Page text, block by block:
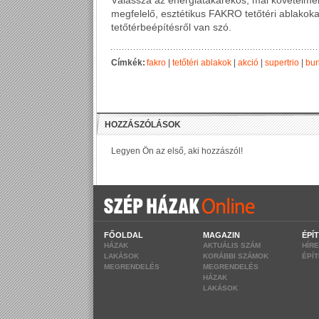
megfelelő, esztétikus FAKRO tetőtéri
tetőtérbeépítésről van szó.
Címkék:fakro tetőtéri ablakok akció supertrio
FŐOLDAL
HÁZAK
LAKÁSOK
MEGRENDELÉS
MAGAZIN
AKTUÁLIS SZÁM
KORÁBBI SZÁMOK
MEGRENDELÉS
HÁZAK
LAKÁSOK